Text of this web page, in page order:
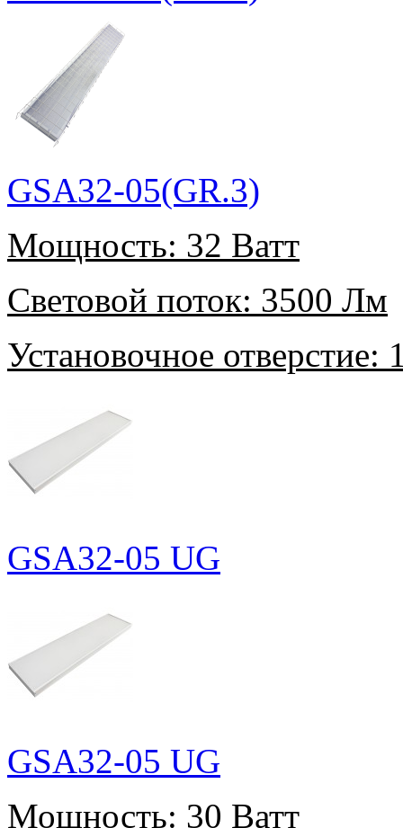
GSA32-05(GR.3)
Мощность: 32 Ватт
Световой поток: 3500 Лм
Установочное отверстие:
GSA32-05 UG
GSA32-05 UG
Мощность: 30 Ватт